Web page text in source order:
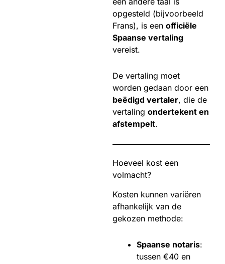
opgesteld (bijvoorbeeld
Frans), is een officiële
Spaanse vertaling
vereist.
De vertaling moet
worden gedaan door een
beëdigd vertaler, die de
vertaling ondertekent en
afstempelt.
Hoeveel kost een
volmacht?
Kosten kunnen variëren
afhankelijk van de
gekozen methode:
Spaanse notaris:
tussen €40 en